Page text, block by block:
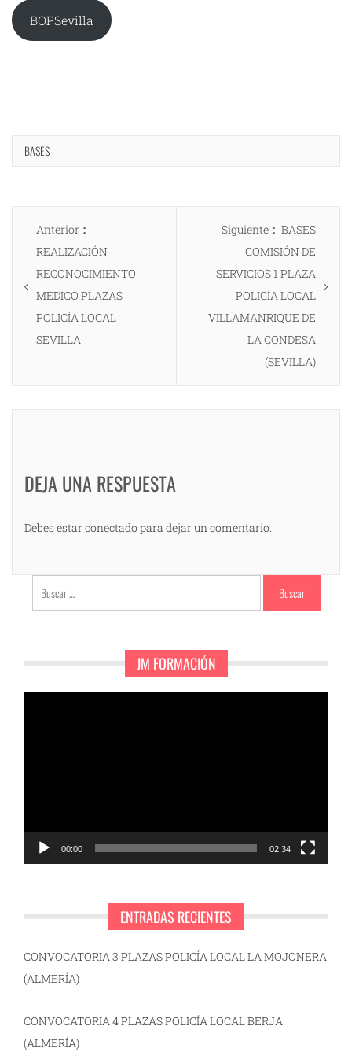
BOPSevilla
BASES
Navegación
entradas
Anterior
anterior:
REALIZACIÓN
RECONOCIMIENTO
MÉDICO PLAZAS
POLICÍA LOCAL
SEVILLA
Siguiente
Entrada
siguiente:
BASES
COMISIÓN DE
SERVICIOS 1 PLAZA
POLICÍA LOCAL
VILLAMANRIQUE DE
LA CONDESA
(SEVILLA)
DEJA UNA RESPUESTA
Debes estar conectado para dejar un comentario.
Buscar:
JM FORMACIÓN
00:00 02:34
ENTRADAS RECIENTES
CONVOCATORIA 3 PLAZAS POLICÍA LOCAL LA MOJONERA
(ALMERÍA)
CONVOCATORIA 4 PLAZAS POLICÍA LOCAL BERJA
(ALMERÍA)